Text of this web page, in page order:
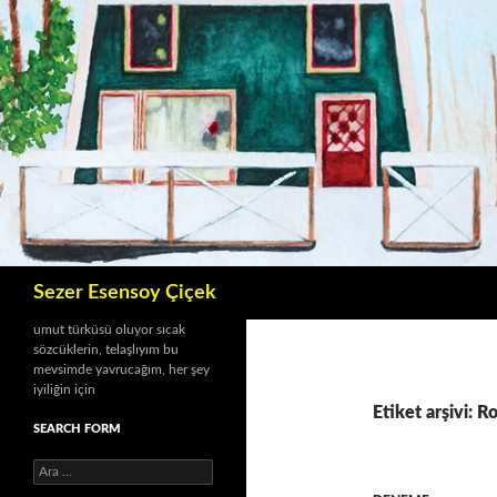
İçeriğe
atla
Sezer Esensoy Çiçek
Etiket arşivi:
umut türküsü oluyor sıcak
sözcüklerin, telaşlıyım bu
mevsimde yavrucağım, her şey
iyiliğin için
SEARCH FORM
A
r